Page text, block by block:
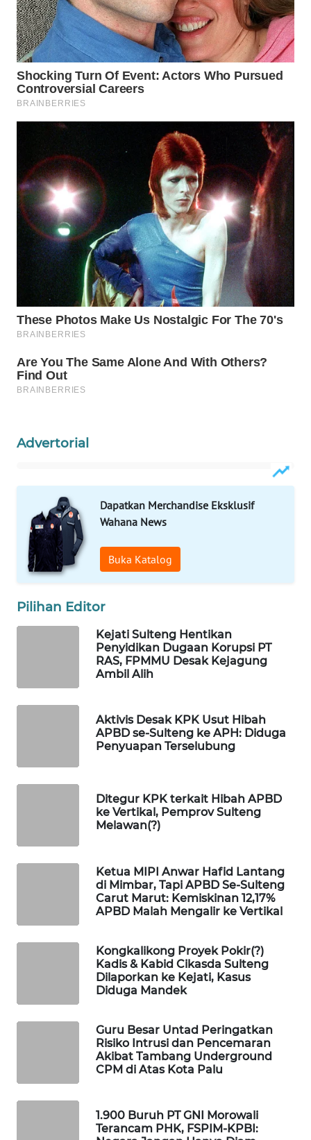
Advertorial
Dapatkan Merchandise Eksklusif
Wahana News
Buka Katalog
Pilihan Editor
Kejati Sulteng Hentikan
Penyidikan Dugaan Korupsi PT
RAS, FPMMU Desak Kejagung
Ambil Alih
Aktivis Desak KPK Usut Hibah
APBD se-Sulteng ke APH: Diduga
Penyuapan Terselubung
Ditegur KPK terkait Hibah APBD
ke Vertikal, Pemprov Sulteng
Melawan(?)
Ketua MIPI Anwar Hafid Lantang
di Mimbar, Tapi APBD Se-Sulteng
Carut Marut: Kemiskinan 12,17%
APBD Malah Mengalir ke Vertikal
Kongkalikong Proyek Pokir(?)
Kadis & Kabid Cikasda Sulteng
Dilaporkan ke Kejati, Kasus
Diduga Mandek
Guru Besar Untad Peringatkan
Risiko Intrusi dan Pencemaran
Akibat Tambang Underground
CPM di Atas Kota Palu
1.900 Buruh PT GNI Morowali
Terancam PHK, FSPIM-KPBI:
WAHANA
TANI
WAHANA
ADVOKAT
INFRASTRUKTUR
WAHANA
KONSUMEN
WAHANA
LISTRIK
WAHANA
TRAVEL
TV
WAHANANEWS
WAHANANEWS
NET
WAHANA
SPORT
WAHANA
WAHANA
WAHANA
LAPAK
WAHANA